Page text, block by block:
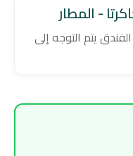
- المطار
يتم التوجه إلى